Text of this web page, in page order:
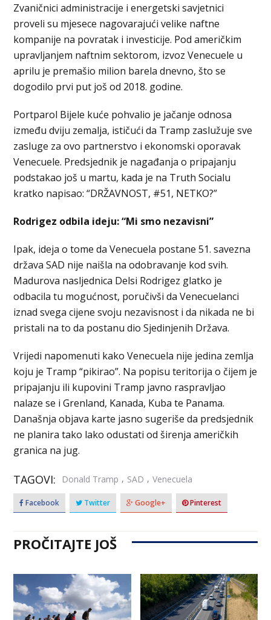
Zvaničnici administracije i energetski savjetnici
proveli su mjesece nagovarajući velike naftne
kompanije na povratak i investicije. Pod američkim
upravljanjem naftnim sektorom, izvoz Venecuele u
aprilu je premašio milion barela dnevno, što se
dogodilo prvi put još od 2018. godine.
Portparol Bijele kuće pohvalio je jačanje odnosa
između dviju zemalja, ističući da Tramp zaslužuje sve
zasluge za ovo partnerstvo i ekonomski oporavak
Venecuele. Predsjednik je nagađanja o pripajanju
podstakao još u martu, kada je na Truth Socialu
kratko napisao: “DRŽAVNOST, #51, NETKO?”
Rodrigez odbila ideju: “Mi smo nezavisni”
Ipak, ideja o tome da Venecuela postane 51. savezna
država SAD nije naišla na odobravanje kod svih.
Madurova nasljednica Delsi Rodrigez glatko je
odbacila tu mogućnost, poručivši da Venecuelanci
iznad svega cijene svoju nezavisnost i da nikada ne bi
pristali na to da postanu dio Sjedinjenih Država.
Vrijedi napomenuti kako Venecuela nije jedina zemlja
koju je Tramp “pikirao”. Na popisu teritorija o čijem je
pripajanju ili kupovini Tramp javno raspravljao
nalaze se i Grenland, Kanada, Kuba te Panama.
Današnja objava karte jasno sugeriše da predsjednik
ne planira tako lako odustati od širenja američkih
granica na jug.
TAGOVI: Donald Tramp , SAD , Venecuela
Facebook Twitter Google+ Pinterest
PROČITAJTE JOŠ